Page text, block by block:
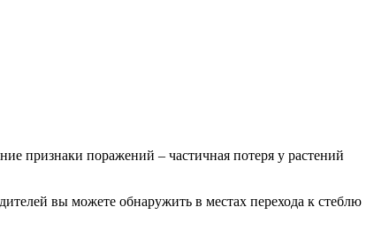
признаки поражений – частичная потеря у растений
вы можете обнаружить в местах перехода к стеблю